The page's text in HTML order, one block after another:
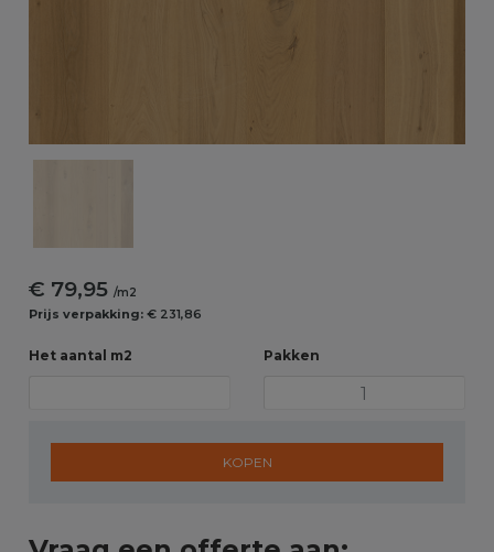
€ 79,95/m2
Prijs verpakking: € 231,86
Het aantal m2 Pakken
KOPEN